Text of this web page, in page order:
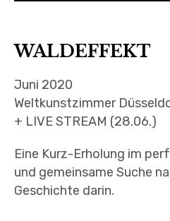
WALDEFFEKT
Juni 2020
Weltkunstzimmer
+ LIVE STREAM (28.06.)
Eine Kurz-Erholung im
und gemeinsame Suche
Geschichte darin.